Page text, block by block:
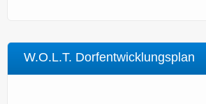
W.O.L.T. Dorfentwicklungsplan